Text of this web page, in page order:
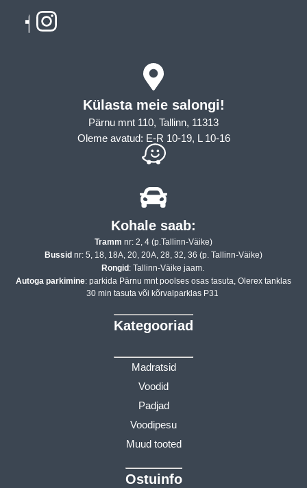
Külasta meie salongi!
Pärnu mnt 110, Tallinn, 11313
Oleme avatud: E-R 10-19, L 10-16
Kohale saab:
Tramm nr: 2, 4 (p.Tallinn-Väike)
Bussid nr: 5, 18, 18A, 20, 20A, 28, 32, 36 (p. Tallinn-Väike)
Rongid : Tallinn-Väike jaam.
Autoga parkimine: parkida Pärnu mnt poolses osas tasuta, Olerex tanklas
30 min tasuta või kõrvalparklas P31
Kategooriad
Madratsid
Voodid
Padjad
Voodipesu
Muud tooted
Ostuinfo